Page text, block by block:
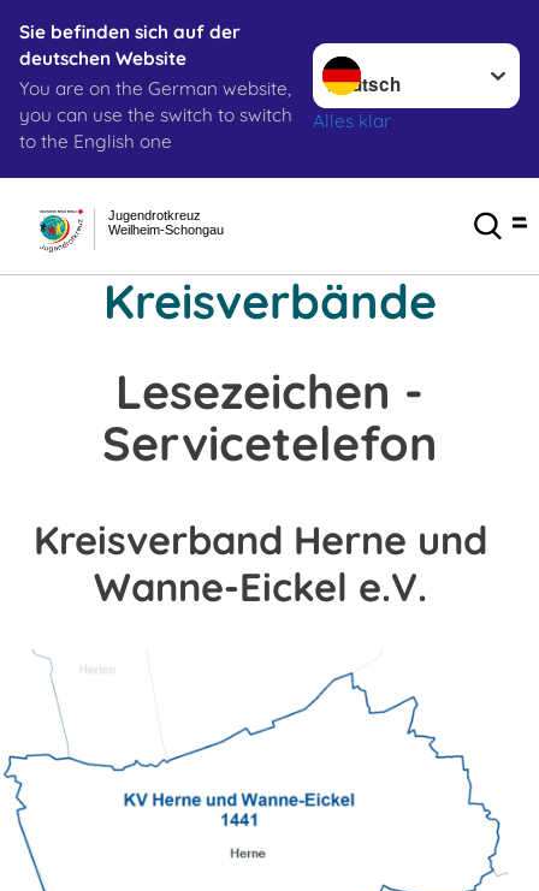
Sie befinden sich auf der
deutschen Website
You are on the German website,
you can use the switch to switch
to the English one
Sprache wechseln zu
Alles klar
Weilheim-Schongau
Jugendrotkreuz
Kreisverbände
Lesezeichen -
Servicetelefon
Kreisverband Herne und
Wanne-Eickel e.V.